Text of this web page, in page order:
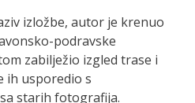
izložbe, autor je krenuo
podravske
zabilježio izgled trase i
ih usporedio s
starih fotografija.